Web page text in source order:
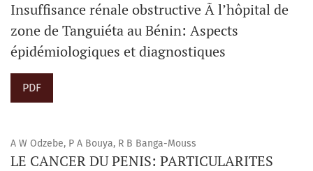
Insuffisance rénale obstructive Ã l’hôpital de
zone de Tanguiéta au Bénin: Aspects
épidémiologiques et diagnostiques
PDF
A W Odzebe, P A Bouya, R B Banga-Mouss
LE CANCER DU PENIS: PARTICULARITES